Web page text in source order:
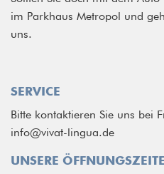
im Parkhaus Metropol und
uns.
SERVICE
Bitte kontaktieren Sie uns bei
info@vivat-lingua.de
UNSERE